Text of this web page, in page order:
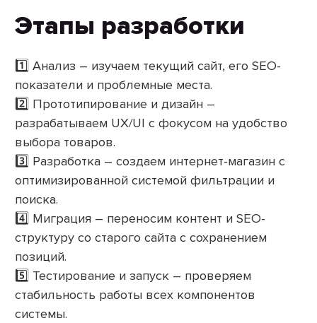
Этапы разработки
1️⃣ Анализ – изучаем текущий сайт, его SEO-
показатели и проблемные места.
2️⃣ Прототипирование и дизайн –
разрабатываем UX/UI с фокусом на удобство
выбора товаров.
3️⃣ Разработка – создаем интернет-магазин с
оптимизированной системой фильтрации и
поиска.
4️⃣ Миграция – переносим контент и SEO-
структуру со старого сайта с сохранением
позиций.
5️⃣ Тестирование и запуск – проверяем
стабильность работы всех компонентов
системы.